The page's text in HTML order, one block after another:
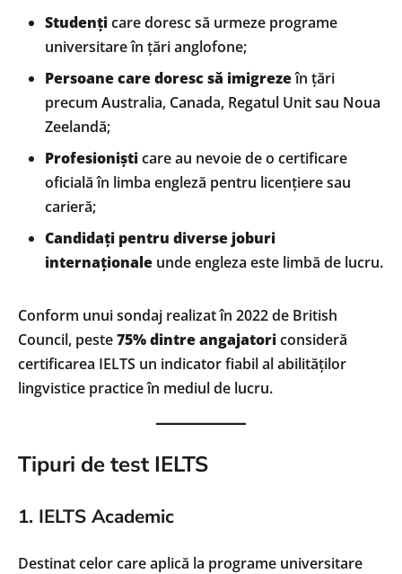
Studențicare doresc să urmeze programe
universitare în țări anglofone;
Persoane care doresc să imigrezeîn țări
precum Australia, Canada, Regatul Unit sau Noua
Zeelandă;
Profesionișticare au nevoie de o certificare
oficială în limba engleză pentru licențiere sau
carieră;
Candidați pentru diverse joburi
internaționale unde engleza este limbă de lucru.
Conform unui sondaj realizat în 2022 de British
Council, peste75% dintre angajatoriconsideră
certificarea IELTS un indicator fiabil al abilităților
lingvistice practice în mediul de lucru.
Tipuri de test IELTS
1. IELTS Academic
Destinat celor care aplică la programe universitare